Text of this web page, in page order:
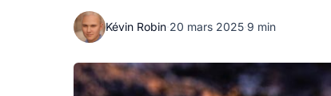
Kévin Robin·20 mars 2025·9 min